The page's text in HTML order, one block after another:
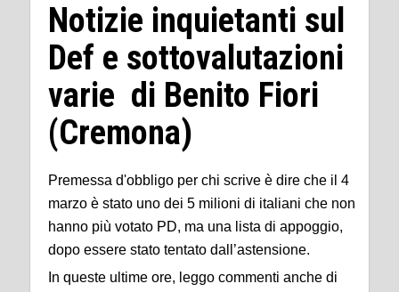
Notizie inquietanti sul
Def e sottovalutazioni
varie di Benito Fiori
(Cremona)
Premessa d'obbligo per chi scrive è dire che il 4
marzo è stato uno dei 5 milioni di italiani che non
hanno più votato PD, ma una lista di appoggio,
dopo essere stato tentato dall’astensione.
In queste ultime ore, leggo commenti anche di